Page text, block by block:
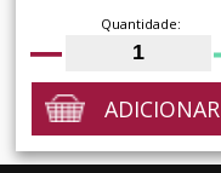
Quantidade:
ADICIONAR